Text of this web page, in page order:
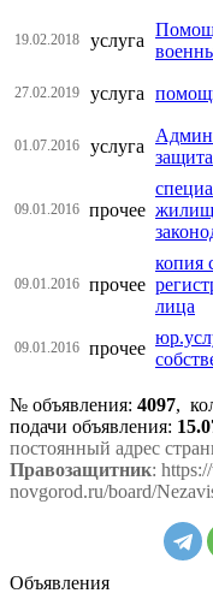
19.02.2018 услуга
27.02.2019 услуга
01.07.2016 услуга
защита
09.01.2016 прочее
09.01.2016 прочее
копия
лица
09.01.2016 прочее
№ объявления: 4097,
подачи объявления:
постоянный адрес
Правозащитник:
novgorod.ru/board/
Объявления